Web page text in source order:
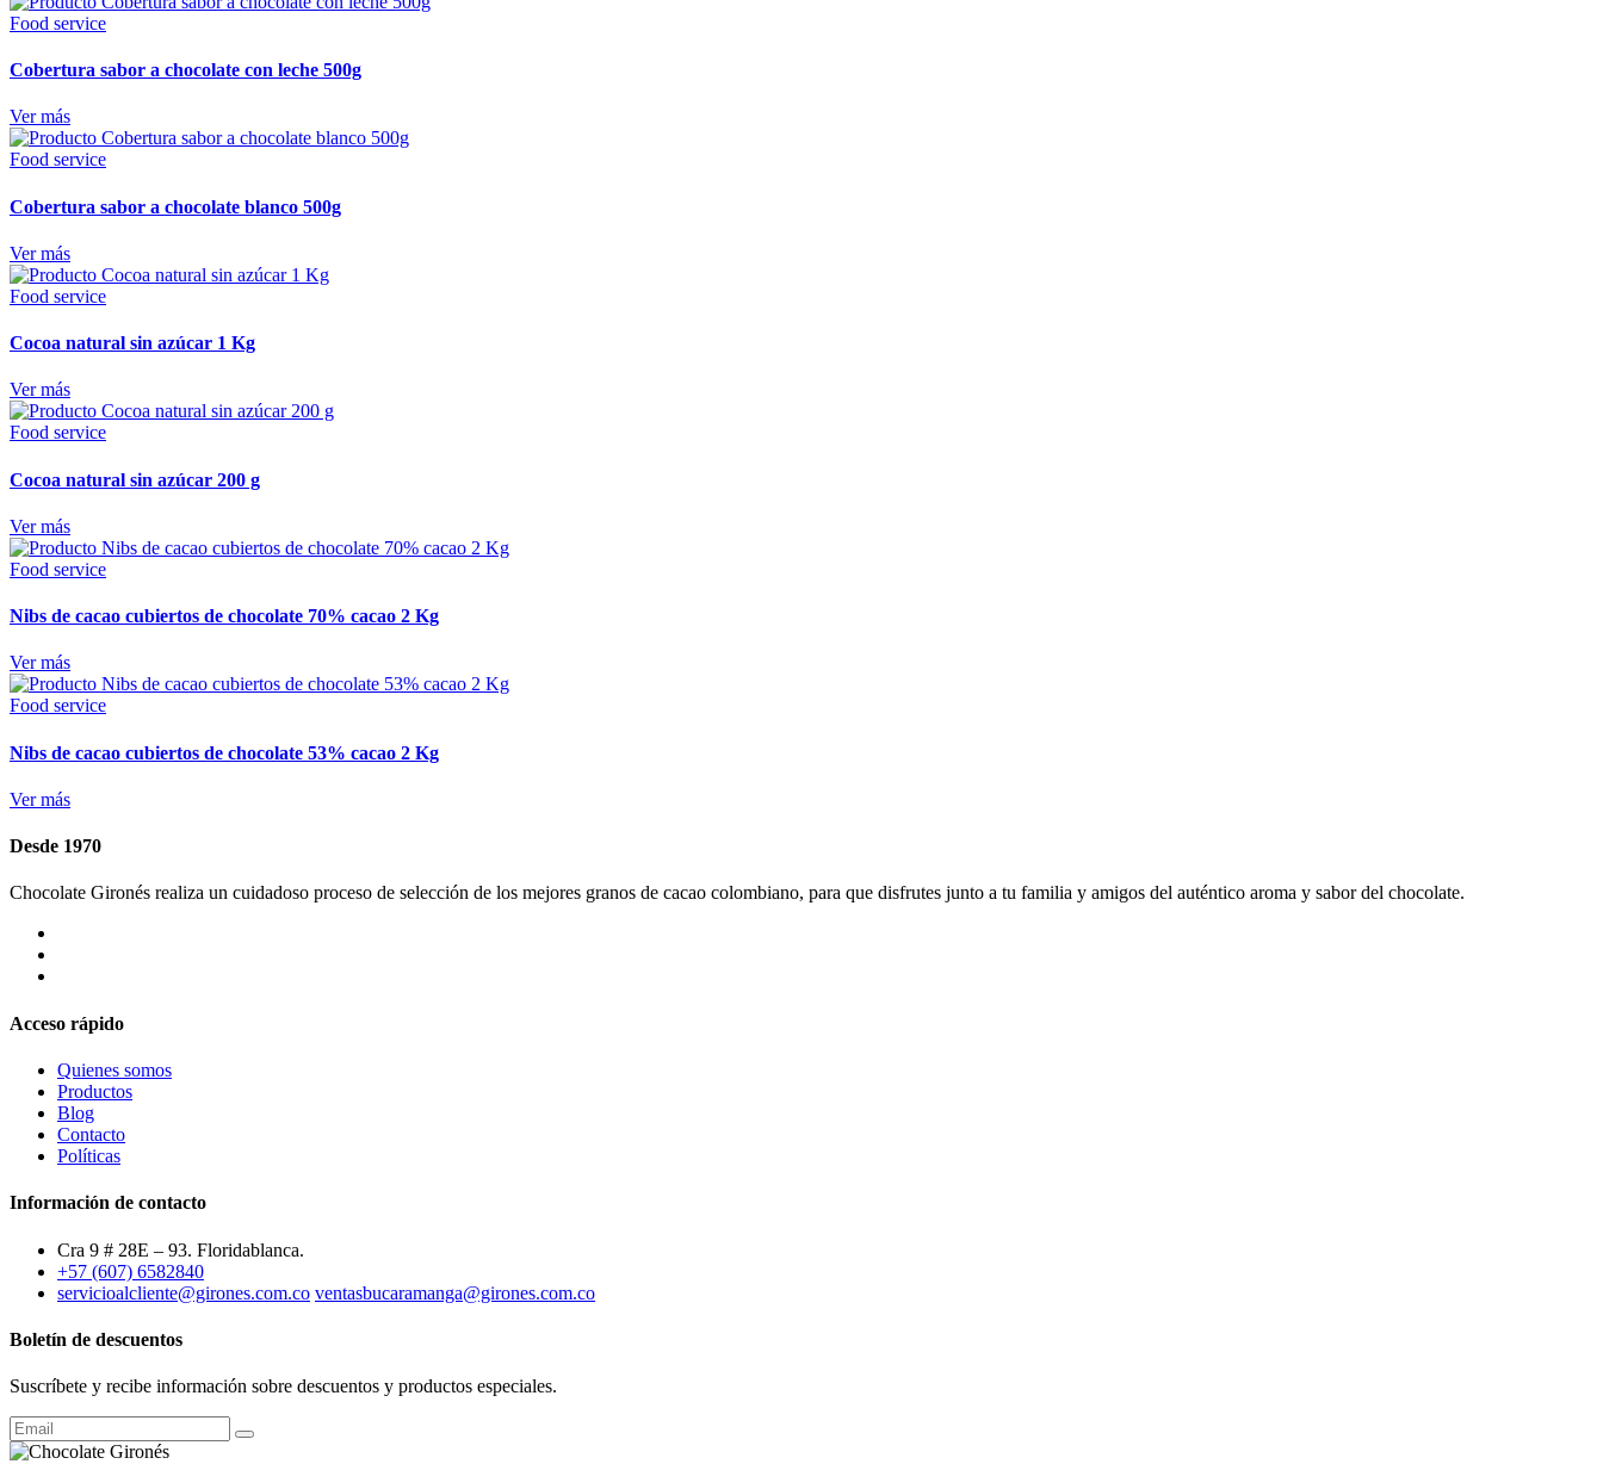
Food service
Cobertura sabor a chocolate con leche 500g
Ver más
Food service
Cobertura sabor a chocolate blanco 500g
Ver más
Food service
Cocoa natural sin azúcar 1 Kg
Ver más
Food service
Cocoa natural sin azúcar 200 g
Ver más
Food service
Nibs de cacao cubiertos de chocolate 70% cacao 2 Kg
Ver más
Food service
Nibs de cacao cubiertos de chocolate 53% cacao 2 Kg
Ver más
Desde 1970
Chocolate Gironés realiza un cuidadoso proceso de selección de los mejores granos de cacao colombiano, para que disfrutes junto a tu familia y amigos del auténtico aroma y sabor del chocolate.
Acceso rápido
Quienes somos
Productos
Blog
Contacto
Políticas
Información de contacto
Cra 9 # 28E – 93. Floridablanca.
+57 (607) 6582840
servicioalcliente@girones.com.co ventasbucaramanga@girones.com.co
Boletín de descuentos
Suscríbete y recibe información sobre descuentos y productos especiales.